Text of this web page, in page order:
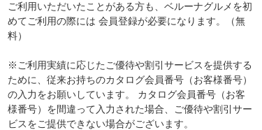
ご利用いただいたことがある方も、ベルーナグルメを初
めてご利用の際には 会員登録が必要になります。（無
料）
※ご利用実績に応じたご優待や割引サービスを提供する
ために、従来お持ちのカタログ会員番号（お客様番号）
の入力をお願いしています。 カタログ会員番号（お客
様番号）を間違って入力された場合、ご優待や割引サー
ビスをご提供できない場合がございます。